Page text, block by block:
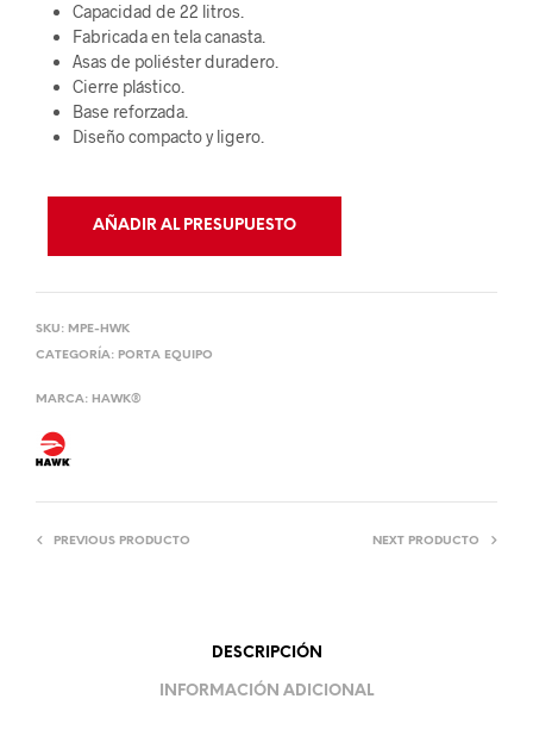
Capacidad de 22 litros.
Fabricada en tela canasta.
Asas de poliéster duradero.
Cierre plástico.
Base reforzada.
Diseño compacto y ligero.
AÑADIR AL PRESUPUESTO
SKU: MPE-HWK
CATEGORÍA: PORTA EQUIPO
MARCA: HAWK®
PREVIOUS PRODUCTO NEXT PRODUCTO
DESCRIPCIÓN
INFORMACIÓN ADICIONAL